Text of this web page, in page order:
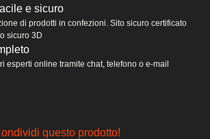
e sicuro
di prodotti in confezioni. Sito sicuro certificato
sicuro 3D
esperti online tramite chat, telefono o e-mail
questo prodotto!